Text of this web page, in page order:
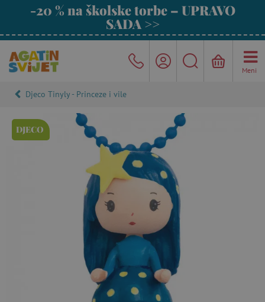
-20 % na školske torbe – UPRAVO
SADA >>
Meni
Djeco Tinyly - Princeze i vile
DJECO